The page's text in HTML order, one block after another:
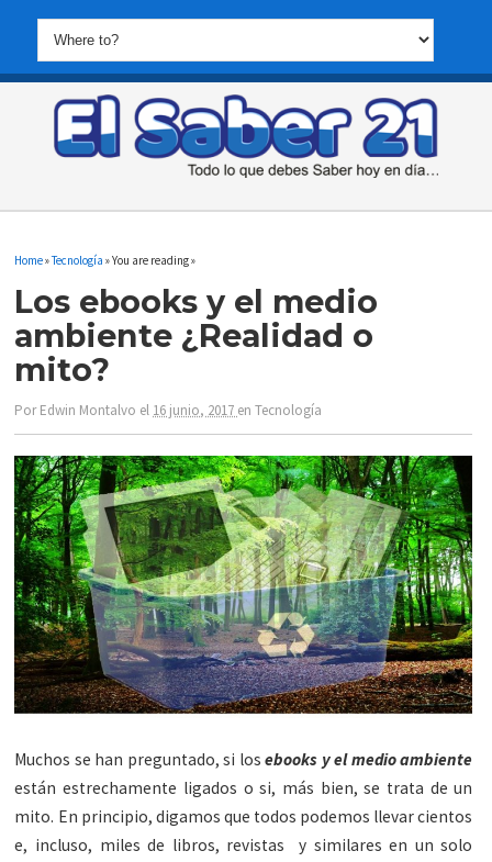
Home»Tecnología » You are reading »
Los ebooks y el medio
ambiente ¿Realidad o
mito?
PorEdwin Montalvo el 16 junio, 2017 enTecnología
Muchos se han preguntado, si losebooks y el medio ambiente
están estrechamente ligados o si, más bien, se trata de un
mito. En principio, digamos que todos podemos llevar cientos
e, incluso, miles de libros, revistas y similares en un solo